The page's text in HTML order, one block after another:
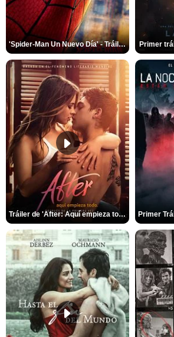
'Spider-Man Un Nuevo Día' - Tráiler oficial subtitulado Primer
Tráiler de 'After: Aquí empieza todo'